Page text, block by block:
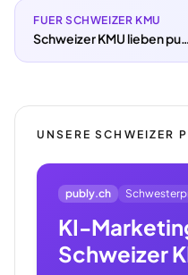
FUER SCHWEIZER KMU
Schweizer KMU lieben publy.ch.
UNSERE SCHWEIZER
publy.ch
KI-
Schweizer